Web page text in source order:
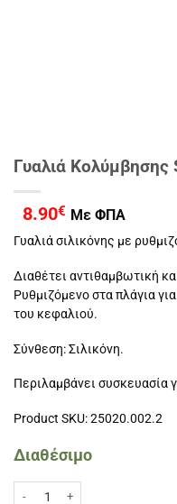
Γυαλιά
8.90€ Με ΦΠΑ
Γυαλιά σιλικόνης με
Διαθέτει αντιθαμβωτική
Ρυθμιζόμενο στα πλάγια
του κεφαλιού.
Σύνθεση: Σιλικόνη.
Περιλαμβάνει συσκευασία
Product SKU: 25020.002.2
Διαθέσιμο